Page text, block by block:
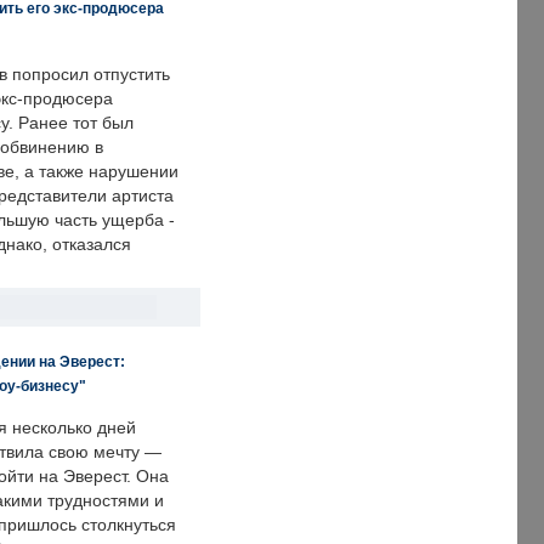
его экс-продюсера
попросил отпустить
продюсера
Ранее тот был
в
а также нарушении
артиста
часть ущерба -
отказался
на Эверест:
бизнесу"
несколько дней
свою мечту —
на Эверест. Она
трудностями и
столкнуться